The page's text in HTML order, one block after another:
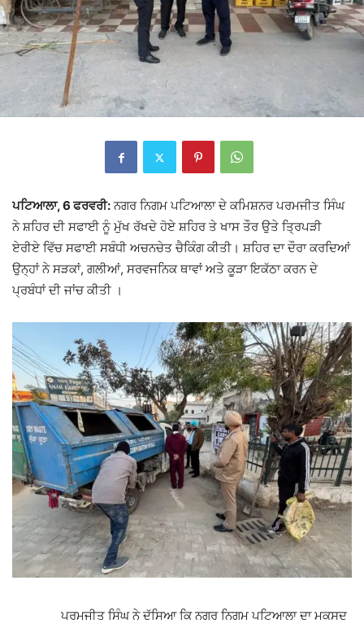
ਪਟਿਆਲਾ, 6 ਫਰਵਰੀ:ਨਗਰ ਨਿਗਮ ਪਟਿਆਲਾ ਦੇ ਕਮਿਸ਼ਨਰ ਪਰਮਜੀਤ ਸਿੰਘ
ਨੇ ਸ਼ਹਿਰ ਦੀ ਸਫਾਈ ਨੂੰ ਮੁੱਖ ਰੱਖਦੇ ਹੋਏ ਸ਼ਹਿਰ ਤੇ ਖਾਸ ਤੌਰ ਉਤੇ ਤ੍ਰਿਪੜੀ
ਏਰੀਏ ਵਿੱਚ ਸਫਾਈ ਸਬੰਧੀ ਅਚਨਚੇਤ ਚੈਕਿੰਗ ਕੀਤੀ। ਸ਼ਹਿਰ ਦਾ ਦੌਰਾ ਕਰਦਿਆਂ
ਉਨ੍ਹਾਂ ਨੇ ਸੜਕਾਂ, ਗਲੀਆਂ, ਸਰਵਜਨਿਕ ਥਾਵਾਂ ਅਤੇ ਕੂੜਾ ਇਕੱਠਾ ਕਰਨ ਦੇ
ਪ੍ਰਬੰਧਾਂ ਦੀ ਜਾਂਚ ਕੀਤੀ ।
ਪਰਮਜੀਤ ਸਿੰਘ ਨੇ ਦੱਸਿਆ ਕਿ ਨਗਰ ਨਿਗਮ ਪਟਿਆਲਾ ਦਾ ਮਕਸਦ